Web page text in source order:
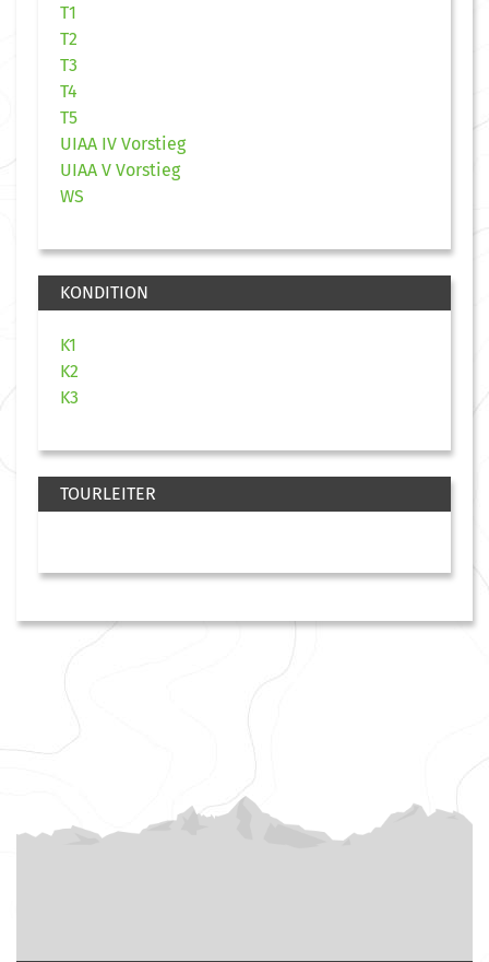
T1
T2
T3
T4
T5
UIAA IV Vorstieg
UIAA V Vorstieg
WS
KONDITION
K1
K2
K3
TOURLEITER